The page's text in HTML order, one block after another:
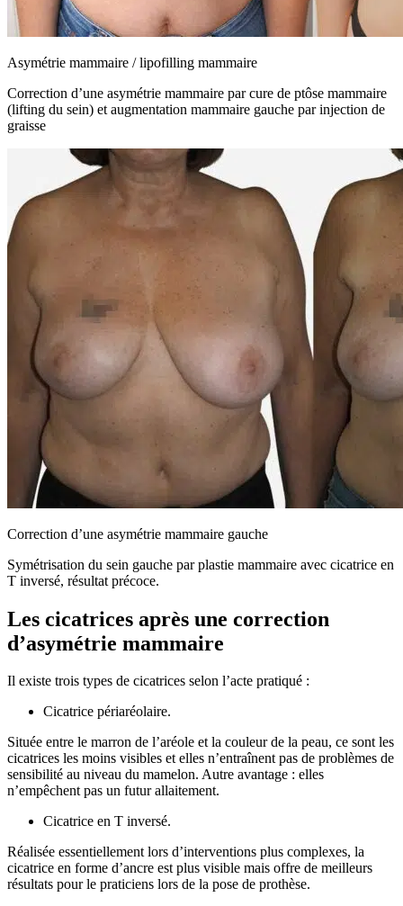
Asymétrie mammaire / lipofilling mammaire
Correction d’une asymétrie mammaire par cure de ptôse mammaire
(lifting du sein) et augmentation mammaire gauche par injection de
graisse
Correction d’une asymétrie mammaire gauche
Symétrisation du sein gauche par plastie mammaire avec cicatrice en
T inversé, résultat précoce.
Les cicatrices après une correction
d’asymétrie mammaire
Il existe trois types de cicatrices selon l’acte pratiqué :
Cicatrice périaréolaire.
Située entre le marron de l’aréole et la couleur de la peau, ce sont les
cicatrices les moins visibles et elles n’entraînent pas de problèmes de
sensibilité au niveau du mamelon. Autre avantage : elles
n’empêchent pas un futur allaitement.
Cicatrice en T inversé.
Réalisée essentiellement lors d’interventions plus complexes, la
cicatrice en forme d’ancre est plus visible mais offre de meilleurs
résultats pour le praticiens lors de la pose de prothèse.